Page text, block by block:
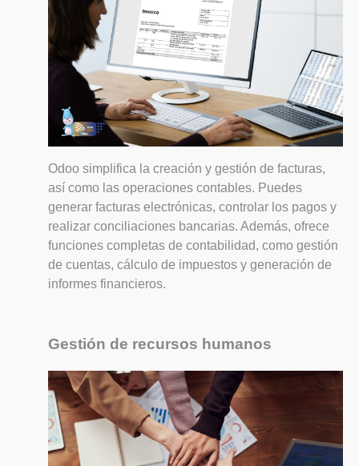
Odoo simplifica la creación y gestión de facturas,
así como las operaciones contables. Puedes
generar facturas electrónicas, controlar los pagos y
realizar conciliaciones bancarias. Además, ofrece
funciones completas de contabilidad, como gestión
de cuentas, cálculo de impuestos y generación de
informes financieros.
Gestión de recursos humanos